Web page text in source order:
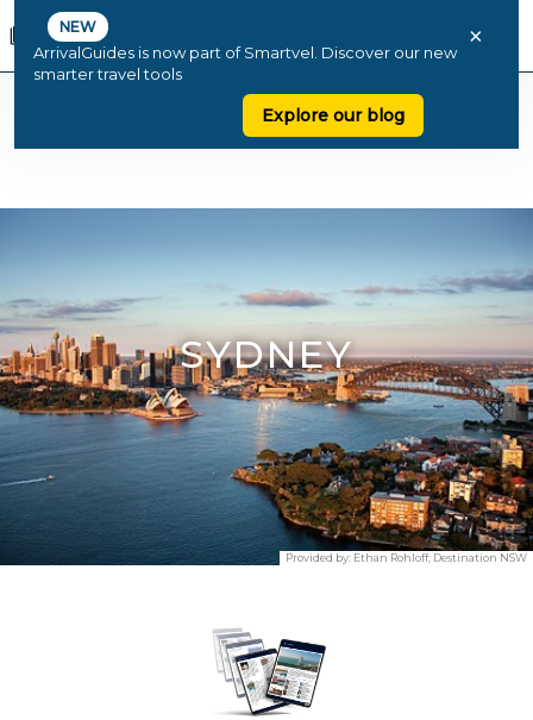
NEW
ArrivalGuides is now part of Smartvel. Discover our new
smarter travel tools
Explore our blog
×
SYDNEY
Provided by: Ethan Rohloff; Destination NSW